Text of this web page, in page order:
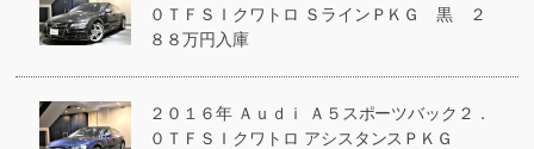
０ＴＦＳＩクワトロ ＳラインＰＫＧ 黒 ２
８８万円入庫
２０１６年 Ａｕｄｉ Ａ５スポーツバック２．
０ＴＦＳＩクワトロ アシスタンスＰＫＧ